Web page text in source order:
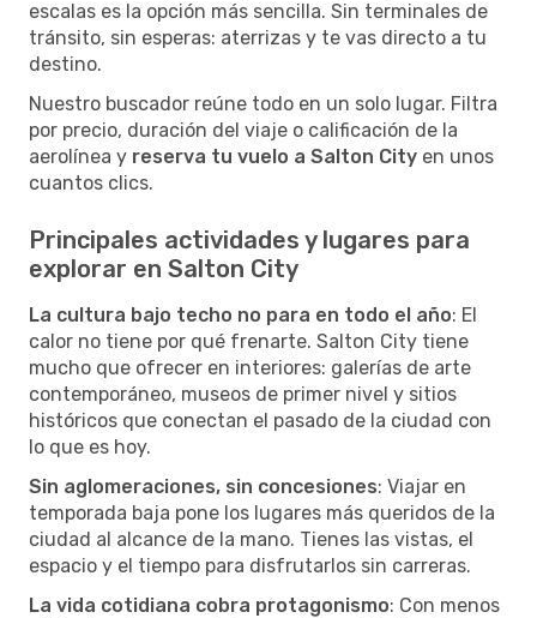
escalas es la opción más sencilla. Sin terminales de
tránsito, sin esperas: aterrizas y te vas directo a tu
destino.
Nuestro buscador reúne todo en un solo lugar. Filtra
por precio, duración del viaje o calificación de la
aerolínea y reserva tu vuelo a Salton City en unos
cuantos clics.
Principales actividades y lugares para
explorar en Salton City
La cultura bajo techo no para en todo el año: El
calor no tiene por qué frenarte. Salton City tiene
mucho que ofrecer en interiores: galerías de arte
contemporáneo, museos de primer nivel y sitios
históricos que conectan el pasado de la ciudad con
lo que es hoy.
Sin aglomeraciones, sin concesiones: Viajar en
temporada baja pone los lugares más queridos de la
ciudad al alcance de la mano. Tienes las vistas, el
espacio y el tiempo para disfrutarlos sin carreras.
La vida cotidiana cobra protagonismo: Con menos